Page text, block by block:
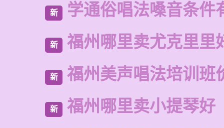
新 学通俗唱法嗓音条件
新 福州哪里卖尤克里里
新 福州美声唱法培训班
新 福州哪里卖小提琴好